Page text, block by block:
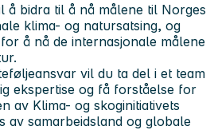
å bidra til å nå målene til Norges
klima- og natursatsing, og
å nå de internasjonale målene
vil du ta del i et team
ekspertise og få forståelse for
av Klima- og skoginitiativets
av samarbeidsland og globale